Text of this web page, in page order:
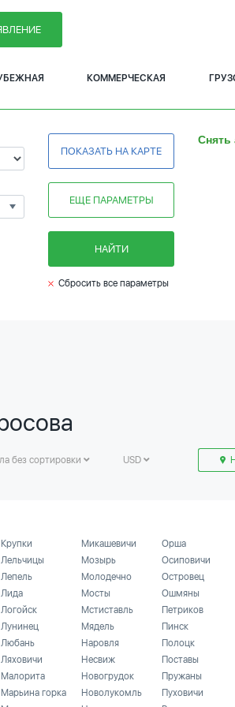
КОММЕРЧЕСКАЯ
ПОКАЗАТЬ НА КАРТЕ
ЕЩЕ ПАРАМЕТРЫ
НАЙТИ
Снять
Сбросить все параметры
без сортировки USD
Крупки
Лельчицы
Лепель
Лида
Логойск
Лунинец
Любань
Ляховичи
Малорита
Марьина горка
Микашевичи
Мозырь
Молодечно
Мосты
Мстиставль
Мядель
Наровля
Несвиж
Новогрудок
Новолукомль
Орша
Осиповичи
Островец
Ошмяны
Петриков
Пинск
Полоцк
Поставы
Пружаны
Пуховичи